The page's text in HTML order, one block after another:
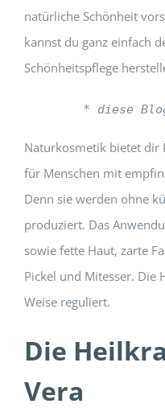
natürliche Schönheit
kannst du ganz einfach
Schönheitspflege
* diese
Naturkosmetik bietet dir
für Menschen mit
Denn sie werden ohne
produziert. Das
sowie fette Haut, zarte
Pickel und Mitesser. Die
Weise reguliert.
Die
Vera